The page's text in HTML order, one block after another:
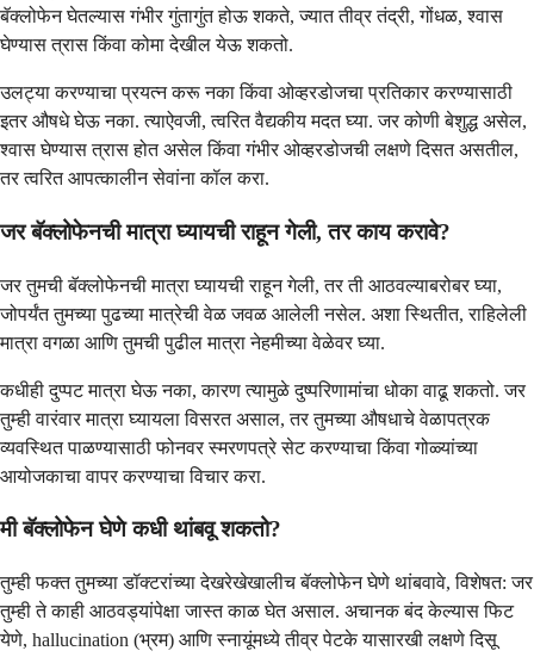
बॅक्लोफेन घेतल्यास गंभीर गुंतागुंत होऊ शकते, ज्यात तीव्र तंद्री, गोंधळ, श्वास
घेण्यास त्रास किंवा कोमा देखील येऊ शकतो.
उलट्या करण्याचा प्रयत्न करू नका किंवा ओव्हरडोजचा प्रतिकार करण्यासाठी
इतर औषधे घेऊ नका. त्याऐवजी, त्वरित वैद्यकीय मदत घ्या. जर कोणी बेशुद्ध असेल,
श्वास घेण्यास त्रास होत असेल किंवा गंभीर ओव्हरडोजची लक्षणे दिसत असतील,
तर त्वरित आपत्कालीन सेवांना कॉल करा.
जर बॅक्लोफेनची मात्रा घ्यायची राहून गेली, तर काय करावे?
जर तुमची बॅक्लोफेनची मात्रा घ्यायची राहून गेली, तर ती आठवल्याबरोबर घ्या,
जोपर्यंत तुमच्या पुढच्या मात्रेची वेळ जवळ आलेली नसेल. अशा स्थितीत, राहिलेली
मात्रा वगळा आणि तुमची पुढील मात्रा नेहमीच्या वेळेवर घ्या.
कधीही दुप्पट मात्रा घेऊ नका, कारण त्यामुळे दुष्परिणामांचा धोका वाढू शकतो. जर
तुम्ही वारंवार मात्रा घ्यायला विसरत असाल, तर तुमच्या औषधाचे वेळापत्रक
व्यवस्थित पाळण्यासाठी फोनवर स्मरणपत्रे सेट करण्याचा किंवा गोळ्यांच्या
आयोजकाचा वापर करण्याचा विचार करा.
मी बॅक्लोफेन घेणे कधी थांबवू शकतो?
तुम्ही फक्त तुमच्या डॉक्टरांच्या देखरेखेखालीच बॅक्लोफेन घेणे थांबवावे, विशेषत: जर
तुम्ही ते काही आठवड्यांपेक्षा जास्त काळ घेत असाल. अचानक बंद केल्यास फिट
येणे, hallucination (भ्रम) आणि स्नायूंमध्ये तीव्र पेटके यासारखी लक्षणे दिसू